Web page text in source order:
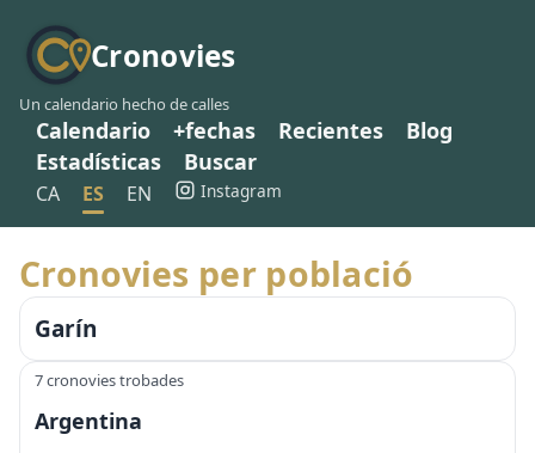
Cronovies
Un calendario hecho de calles
Calendario +fechas Recientes
Blog
Estadísticas
Buscar
CA ES EN Instagram
Cronovies per població
Garín
7 cronovies trobades
Argentina